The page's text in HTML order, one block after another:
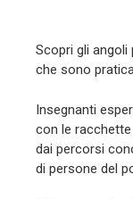
Scopri gli angoli
che sono
Insegnanti
con le
dai percorsi
di persone del